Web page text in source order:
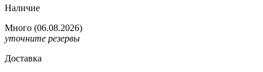
Наличие
Много (06.08.2026)
уточните резервы
Доставка